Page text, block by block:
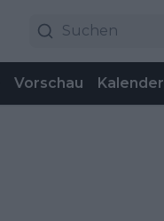
Vorschau Kalender